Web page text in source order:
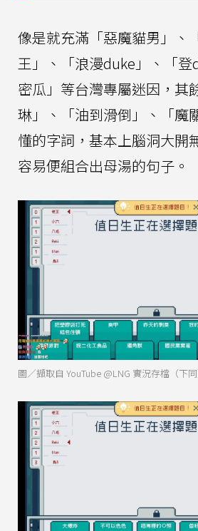
像是就充滿「惡魔貓男」、
王」、「浪漫duke」、「登
密瓜」等台灣專屬迷因，其
琳」、「油到滑倒」、「魔
懂的字詞，基本上腦洞大開
容易便組合出母湯的句子。
圖／擷取自 YouTube @LNG 實況存檔（下同